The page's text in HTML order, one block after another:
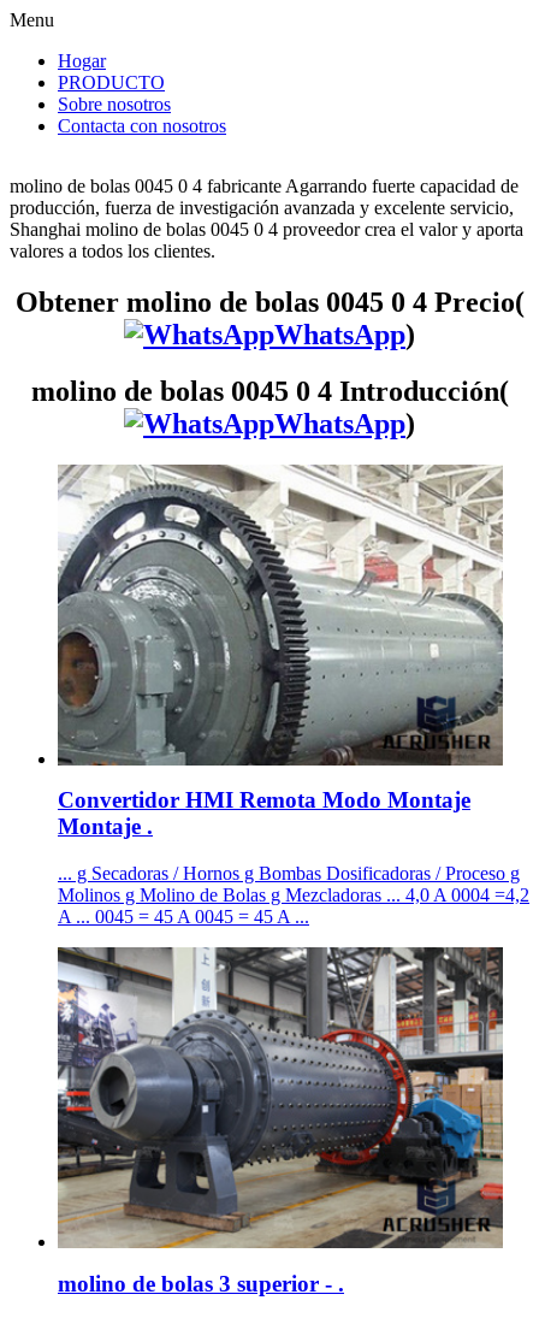
Menu
Hogar
PRODUCTO
Sobre nosotros
Contacta con nosotros
molino de bolas 0045 0 4 fabricante Agarrando fuerte capacidad de
producción, fuerza de investigación avanzada y excelente servicio,
Shanghai molino de bolas 0045 0 4 proveedor crea el valor y aporta
valores a todos los clientes.
Obtener molino de bolas 0045 0 4 Precio(
WhatsApp)
molino de bolas 0045 0 4 Introducción(
WhatsApp)
Convertidor HMI Remota Modo Montaje
Montaje .
... g Secadoras / Hornos g Bombas Dosificadoras / Proceso g
Molinos g Molino de Bolas g Mezcladoras ... 4,0 A 0004 =4,2
A ... 0045 = 45 A 0045 = 45 A ...
molino de bolas 3 superior - .